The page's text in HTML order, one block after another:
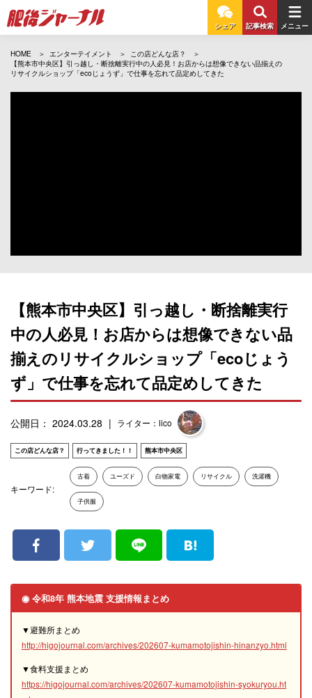
シェア 記事検索 メニュー
HOME エンターテイメント
この店どんな店？
【熊本市中央区】引っ越し・断捨離実行中の人必見！お店からは想像できない品揃えの
リサイクルショップ「ecoじょうず」で仕事を忘れて品定めしてきた
【熊本市中央区】引っ越し・断捨離実行
中の人必見！お店からは想像できない品
揃えのリサイクルショップ「ecoじょう
ず」で仕事を忘れて品定めしてきた
公開日： 2024.03.28 ライター：lico
この店どんな店？ 行ってきました！！ 熊本市中央区
キーワード:
古着 ユーズド 白物家電 リサイクル 洗濯機
子供服
◉ 令和8年 熊本地震 支援情報まとめ
▼避難所まとめ
http://higojournal.com/archives/202607-kumamotojishin-hinanzyo.html
▼食料支援まとめ
https://higojournal.com/archives/202607-kumamotojishin-syokuryou.ht